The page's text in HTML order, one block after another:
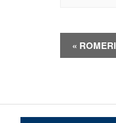
Navigatie
«